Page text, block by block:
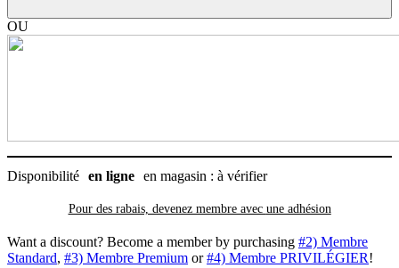
Scorpion
7
OU
Disponibilité en ligne en magasin : à vérifier
Pour des rabais, devenez membre avec une adhésion
Want a discount? Become a member by purchasing #2) Membre
Standard, #3) Membre Premium or#4) Membre PRIVILÉGIER!